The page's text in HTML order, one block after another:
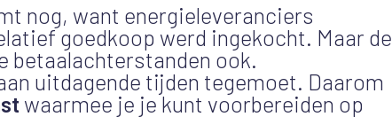
nog, want energieleveranciers
goedkoop werd ingekocht. Maar de
betaalachterstanden ook.
uitdagende tijden tegemoet. Daarom
waarmee je je kunt voorbereiden op